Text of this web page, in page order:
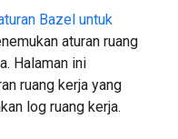
Bazel untuk
aturan ruang
Halaman ini
ruang kerja yang
log ruang kerja.